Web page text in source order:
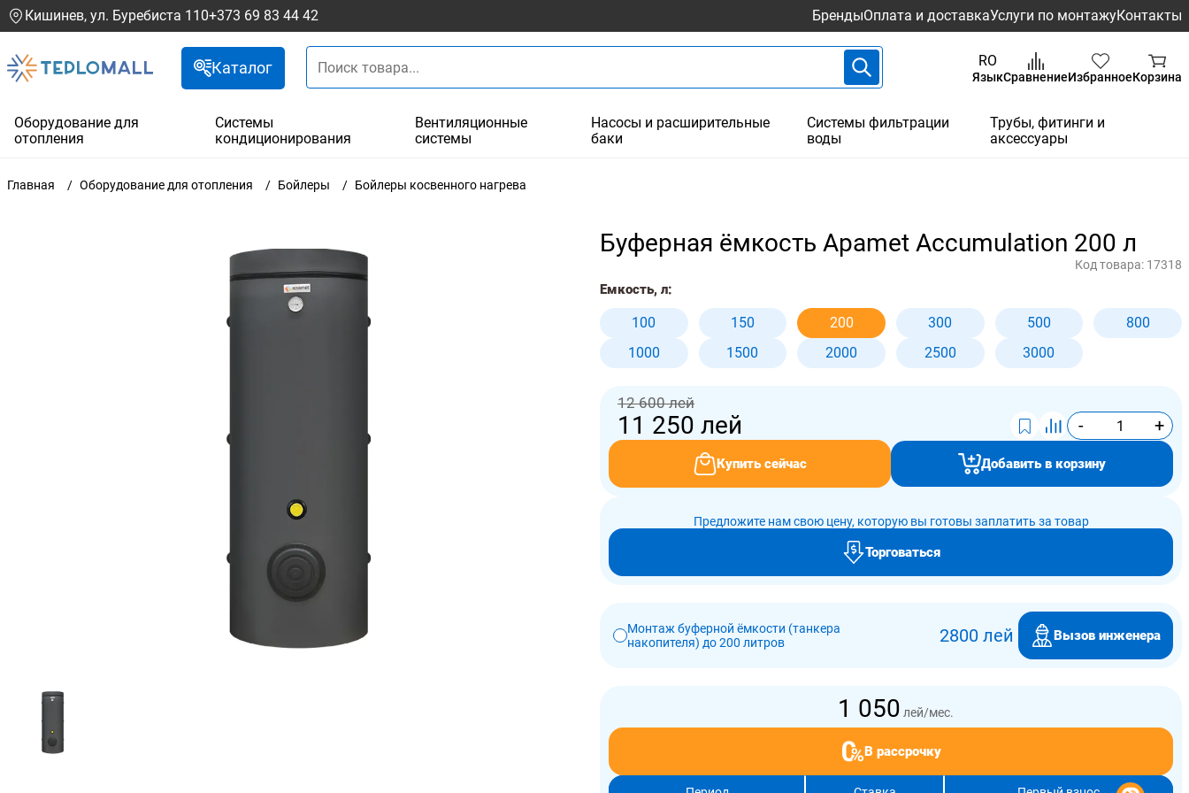
Кишинев, ул. Буребиста 110+373 69 83 44 42 БрендыОплата и доставкаУслуги по монтажуКонтакты
Каталог RO
ЯзыкСравнениеИзбранноеКорзина
Оборудование для
отопления
Системы
кондиционирования
Вентиляционные
системы
Насосы и расширительные
баки
Системы фильтрации
воды
Трубы, фитинги и
аксессуары
Главная Оборудование для отопления Бойлеры Бойлеры косвенного нагрева
Буферная ёмкость Apamet Accumulation 200 л
Код товара: 17318
Емкость, л:
100 150 200 300 500
800
1000
1500 2000 2500 3000
12 600 лей
11 250 лей - +
Купить сейчас Добавить в корзину
Предложите нам свою цену, которую вы готовы заплатить за товар
Торговаться
Монтаж буферной ёмкости (танкера
накопителя) до 200 литров
2800 лей Вызов инженера
1 050 лей/мес.
В рассрочку